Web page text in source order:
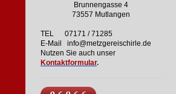
Brunnengasse 4
73557 Mutlangen
TEL 07171 / 71285
E-Mail info@metzgereischirle.de
Nutzen Sie auch unser
Kontaktformular.